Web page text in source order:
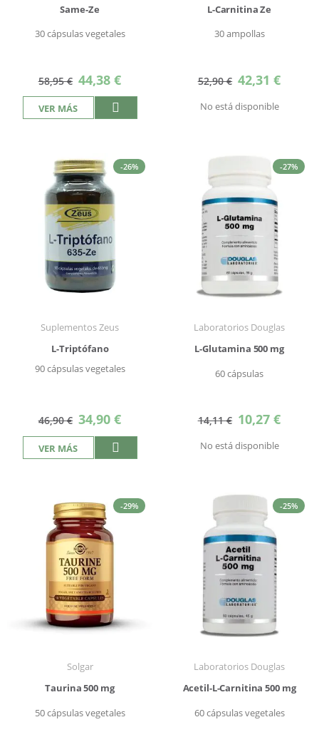
Same-Ze
30 cápsulas vegetales
58,95 € Precio
especial
44,38 €
VER MÁS
L-Carnitina Ze
30 ampollas
52,90 € Precio
especial
42,31 €
No está disponible
-26%
Suplementos Zeus
L-Triptófano
90 cápsulas vegetales
46,90 € Precio
especial
34,90 €
VER MÁS
-27%
Laboratorios Douglas
L-Glutamina 500 mg
60 cápsulas
14,11 € Precio
especial
10,27 €
No está disponible
-29%
Solgar
Taurina 500 mg
50 cápsulas vegetales
-25%
Laboratorios Douglas
Acetil-L-Carnitina 500 mg
60 cápsulas vegetales